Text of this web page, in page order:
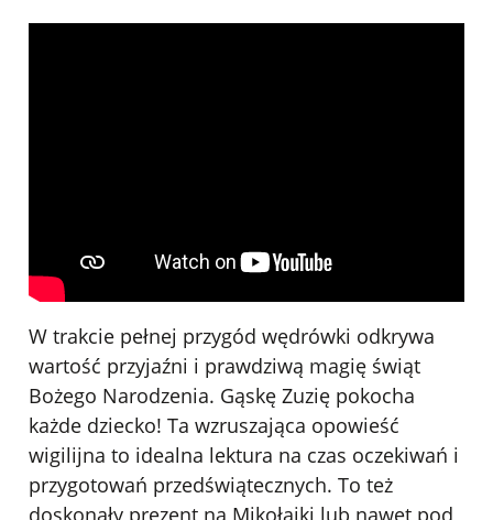
W trakcie pełnej przygód wędrówki odkrywa
wartość przyjaźni i prawdziwą magię świąt
Bożego Narodzenia. Gąskę Zuzię pokocha
każde dziecko! Ta wzruszająca opowieść
wigilijna to idealna lektura na czas oczekiwań i
przygotowań przedświątecznych. To też
doskonały prezent na Mikołajki lub nawet pod